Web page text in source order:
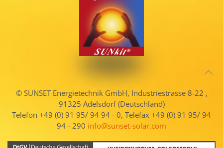
© SUNSET Energietechnik GmbH, Industriestrasse 8-22 ,
91325 Adelsdorf (Deutschland)
Telefon +49 (0) 91 95/ 94 94 - 0, Telefax +49 (0) 91 95/ 94
94 - 290 info@sunset-solar.com